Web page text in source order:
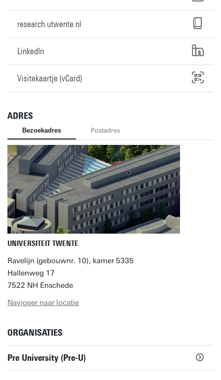
research.utwente.nl
LinkedIn
Visitekaartje (vCard)
ADRES
Bezoekadres Postadres
UNIVERSITEIT TWENTE
Ravelijn (gebouwnr. 10), kamer 5335
Hallenweg 17
7522 NH Enschede
Navigeer naar locatie
ORGANISATIES
Pre University (Pre-U)